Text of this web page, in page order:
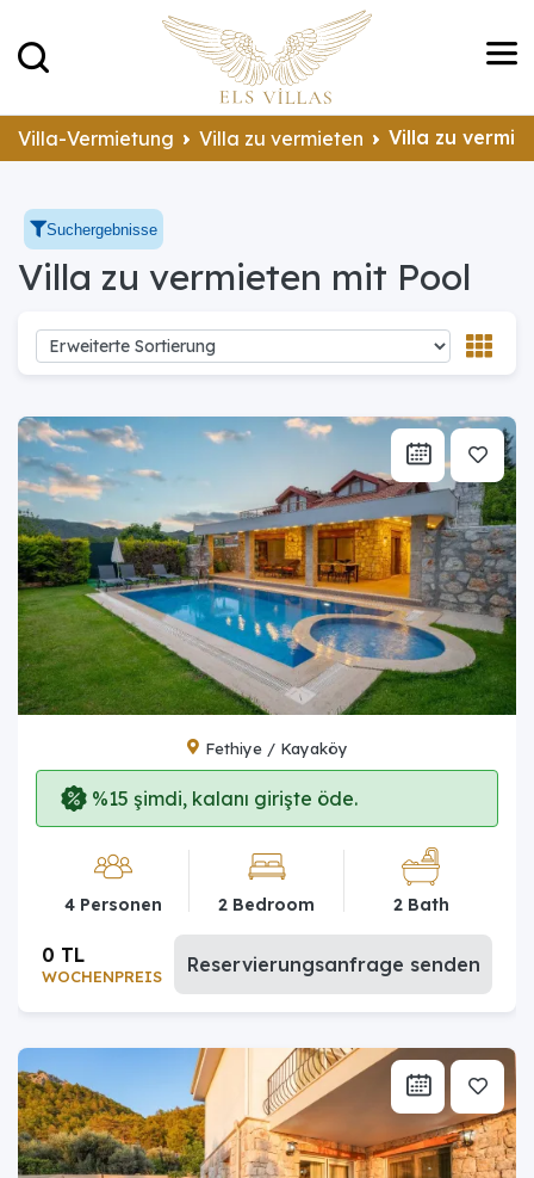
Villa-Vermietung Villa zu vermieten Villa zu
Suchergebnisse
Villa zu vermieten mit Pool
Fethiye / Kayaköy
%15 şimdi, kalanı girişte öde.
4 Personen 2 Bedroom 2 Bath
WOCHENPREIS
0 TL Reservierungsanfrage senden